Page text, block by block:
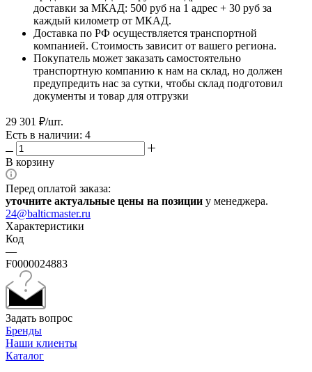
доставки за МКАД: 500 руб на 1 адрес + 30 руб за
каждый километр от МКАД.
Доставка по РФ осуществляется транспортной
компанией. Стоимость зависит от вашего региона.
Покупатель может заказать самостоятельно
транспортную компанию к нам на склад, но должен
предупредить нас за сутки, чтобы склад подготовил
документы и товар для отгрузки
29 301 ₽/шт.
Есть в наличии: 4
В корзину
Перед оплатой заказа:
уточните актуальные цены на позиции у менеджера.
24@balticmaster.ru
Характеристики
Код
—
F0000024883
Задать вопрос
Бренды
Наши клиенты
Каталог